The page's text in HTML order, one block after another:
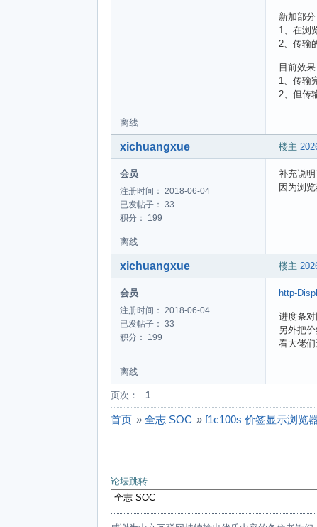
新加部分
1、在浏
2、传输
目前效果
1、传输
2、但传
离线
楼主
xichuangxue
会员
注册时间： 2018-06-04
已发帖子： 33
积分： 199
补充说
因为浏
离线
楼主
xichuangxue
会员
注册时间： 2018-06-04
已发帖子： 33
积分： 199
http-
进度条对
另外把
看大佬
离线
页次： 1
首页 » 全志 SOC » f1c100s 价签显示浏览
论坛跳转